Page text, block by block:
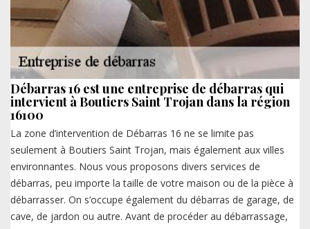
Débarras 16 est une entreprise de débarras qui
intervient à Boutiers Saint Trojan dans la région
16100
La zone d’intervention de Débarras 16 ne se limite pas
seulement à Boutiers Saint Trojan, mais également aux villes
environnantes. Nous vous proposons divers services de
débarras, peu importe la taille de votre maison ou de la pièce à
débarrasser. On s’occupe également du débarras de garage, de
cave, de jardon ou autre. Avant de procéder au débarrassage,